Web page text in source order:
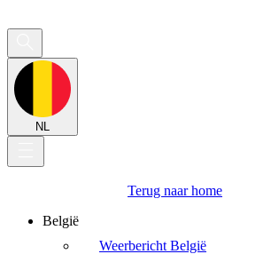
NL
Terug naar home
België
Weerbericht België